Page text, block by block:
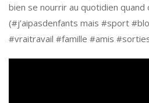
bien se nourrir au quotidien quand
(#j’aipasdenfants mais #sport
#vraitravail #famille #amis